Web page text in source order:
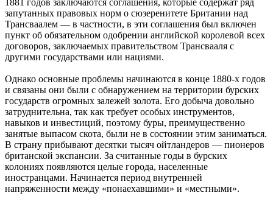
запутанных правовых норм о сюзеренитете Британии над
Трансваалем — в частности, в эти соглашения был включен
пункт об обязательном одобрении английской королевой всех
договоров, заключаемых правительством Трансвааля с
другими государствами или нациями.
Однако основные проблемы начинаются в конце 1880-х годов
и связаны они были с обнаружением на территории бурских
государств огромных залежей золота. Его добыча довольно
затруднительна, так как требует особых инструментов,
навыков и инвестиций, поэтому буры, преимущественно
занятые выпасом скота, были не в состоянии этим заниматься.
В страну прибывают десятки тысяч ойтландеров — пионеров
британской экспансии. За считанные годы в бурских
колониях появляются целые города, населенные
иностранцами. Начинается период внутренней
напряженности между «понаехавшими» и «местными».